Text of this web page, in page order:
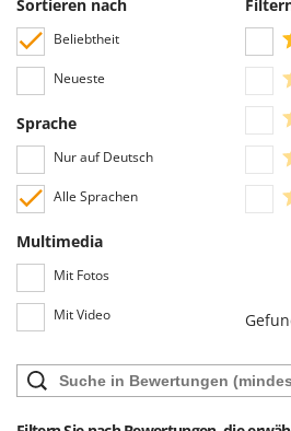
Santos
Sbaraglia
Schnitzer
Silky
Simatech
Sirman
Skil
Smeg
Snapper
Ausschluss oder Zensur veröffentlicht, mit
unangemessenen Texten und Inhalten oder
Privatsphäre von Personen.
Alle Bewertungen, sowohl die positiven als
Benutzer leicht eingesehen werden, auch
vereinfachte Auswahl ermöglichen,
positiven oder negativen Bewertungen.
Sortieren nach
Beliebtheit
Neueste
Sprache
Nur auf Deutsch
Alle Sprachen
Multimedia
Mit Fotos
Mit Video